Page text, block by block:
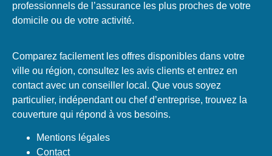
professionnels de l’assurance les plus proches de votre
domicile ou de votre activité.
Comparez facilement les offres disponibles dans votre
ville ou région, consultez les avis clients et entrez en
contact avec un conseiller local. Que vous soyez
particulier, indépendant ou chef d’entreprise, trouvez la
couverture qui répond à vos besoins.
Mentions légales
Contact